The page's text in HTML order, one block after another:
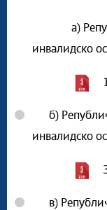
а)
инвалидско
б)
инвалидско
в)